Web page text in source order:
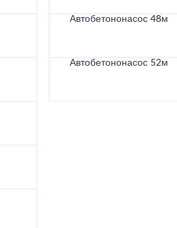
Автобетононасос 48м
Автобетононасос 52м